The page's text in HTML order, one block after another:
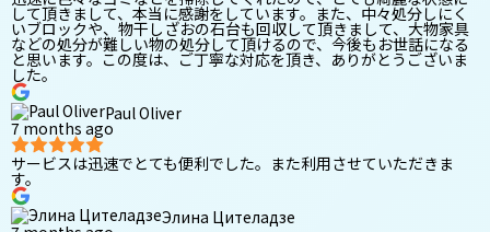
して頂きまして、本当に感謝をしています。また、中々処分しにく
いブロックや、物干しざおの石台も回収して頂きまして、大物家具
などの処分が難しい物の処分して頂けるので、今後もお世話になる
と思います。この度は、ご丁寧な対応を頂き、ありがとうございま
した。
Paul Oliver
7 months ago
サービスは迅速でとても便利でした。また利用させていただきま
す。
Элина Цителадзе